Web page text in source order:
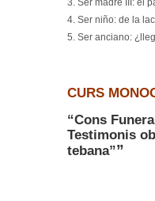
3. Ser madre III: el
4. Ser niño: de la
5. Ser anciano:
CURS
“Cons
Testimonis
tebana””